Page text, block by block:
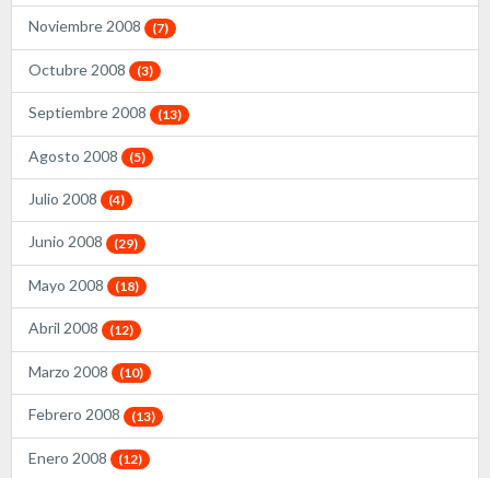
Noviembre 2008 (7)
Octubre 2008 (3)
Septiembre 2008 (13)
Agosto 2008 (5)
Julio 2008 (4)
Junio 2008 (29)
Mayo 2008 (18)
Abril 2008 (12)
Marzo 2008 (10)
Febrero 2008 (13)
Enero 2008 (12)